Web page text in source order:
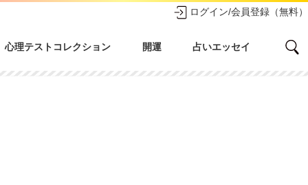
ログイン/会員登録（無料）
心理テストコレクション 開運 占いエッセイ